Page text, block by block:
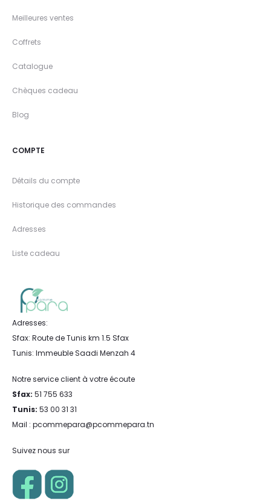
Meilleures ventes
Coffrets
Catalogue
Chèques cadeau
Blog
COMPTE
Détails du compte
Historique des commandes
Adresses
Liste cadeau
Adresses:
Sfax: Route de Tunis km 1.5 Sfax
Tunis: Immeuble Saadi Menzah 4
Notre service client à votre écoute
Sfax: 51 755 633
Tunis: 53 00 31 31
Mail : pcommepara@pcommepara.tn
Suivez nous sur